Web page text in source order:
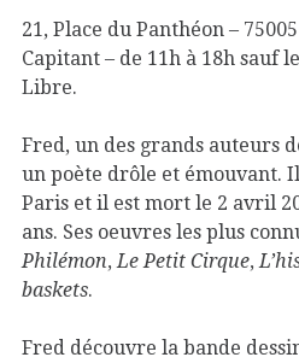
21, Place du Panthéon –
Capitant – de 11h à 18h sauf
Libre.
Fred, un des grands auteurs
un poète drôle et émouvant.
Paris et il est mort le 2 avril
ans. Ses oeuvres les plus
Philémon,Le Petit Cirque,
baskets.
Fred découvre la bande